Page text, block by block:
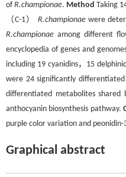
ofR.championae. Method Taking
（C-1） R.championaewere
R.championae among different
encyclopedia of genes and
including 19 cyanidins，15
were 24 significantly
differentiated metabolites shared
anthocyanin biosynthesis pathway.
purple color variation and
Graphical abstract